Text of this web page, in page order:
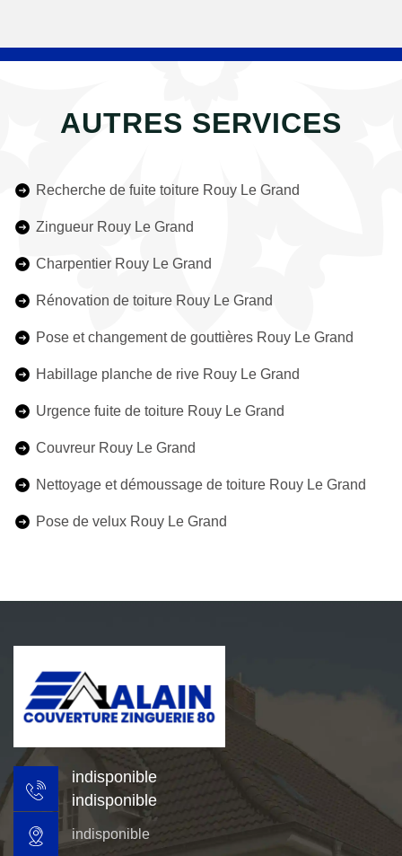
AUTRES SERVICES
Recherche de fuite toiture Rouy Le Grand
Zingueur Rouy Le Grand
Charpentier Rouy Le Grand
Rénovation de toiture Rouy Le Grand
Pose et changement de gouttières Rouy Le Grand
Habillage planche de rive Rouy Le Grand
Urgence fuite de toiture Rouy Le Grand
Couvreur Rouy Le Grand
Nettoyage et démoussage de toiture Rouy Le Grand
Pose de velux Rouy Le Grand
indisponible
indisponible
indisponible